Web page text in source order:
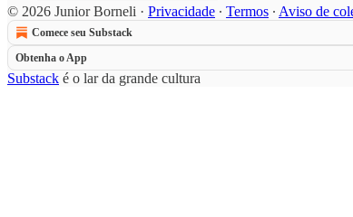
© 2026 Junior Borneli · Privacidade ∙ Termos ∙ Aviso de
Comece seu Substack
Obtenha o App
Substack é o lar da grande cultura